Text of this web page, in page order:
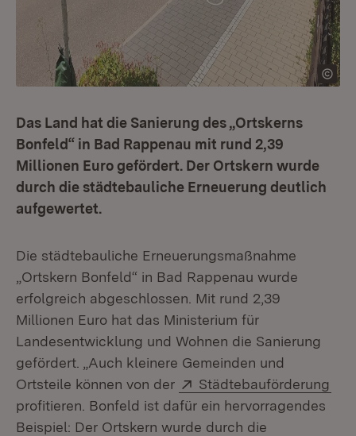
Das Land hat die Sanierung des „Ortskerns
Bonfeld“ in Bad Rappenau mit rund 2,39
Millionen Euro gefördert. Der Ortskern wurde
durch die städtebauliche Erneuerung deutlich
aufgewertet.
Die städtebauliche Erneuerungsmaßnahme
„Ortskern Bonfeld“ in Bad Rappenau wurde
erfolgreich abgeschlossen. Mit rund 2,39
Millionen Euro hat das Ministerium für
Landesentwicklung und Wohnen die Sanierung
gefördert. „Auch kleinere Gemeinden und
Ortsteile können von der
Extern:
Städtebauförderung
profitieren. Bonfeld ist dafür ein hervorragendes
Beispiel: Der Ortskern wurde durch die